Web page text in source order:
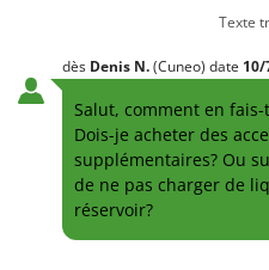
Texte
dès Denis N.(Cuneo) date 10/
Salut, comment en
Dois-je acheter des
supplémentaires? Ou
de ne pas charger de
réservoir?